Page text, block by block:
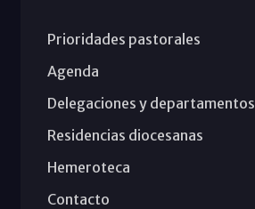
Prioridades pastorales
Agenda
Delegaciones y departamentos
Residencias diocesanas
Hemeroteca
Contacto